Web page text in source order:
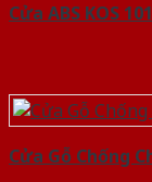
Cửa ABS KOS
Cửa Gỗ Chống